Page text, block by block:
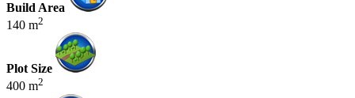
Build Area
140 m2
Plot Size
400 m2